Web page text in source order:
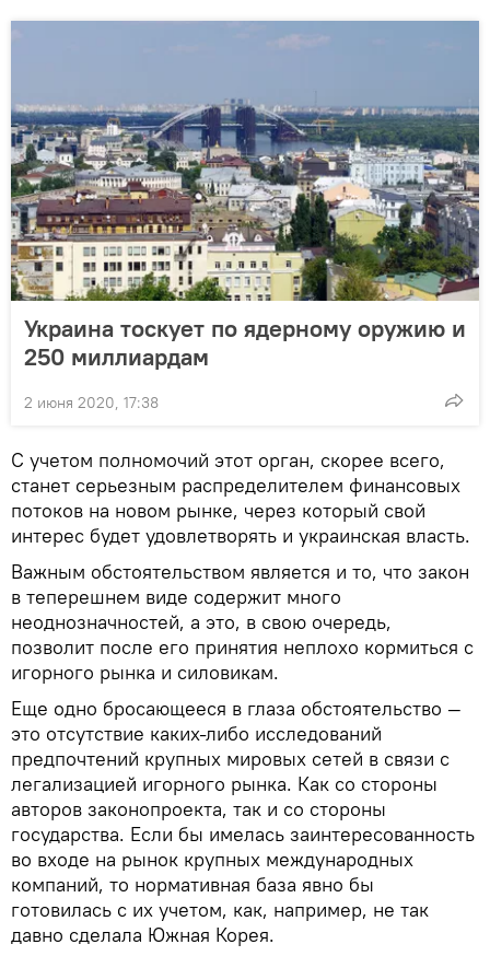
Украина тоскует по ядерному оружию и
250 миллиардам
2 июня 2020, 17:38
С учетом полномочий этот орган, скорее всего,
станет серьезным распределителем финансовых
потоков на новом рынке, через который свой
интерес будет удовлетворять и украинская власть.
Важным обстоятельством является и то, что закон
в теперешнем виде содержит много
неоднозначностей, а это, в свою очередь,
позволит после его принятия неплохо кормиться с
игорного рынка и силовикам.
Еще одно бросающееся в глаза обстоятельство —
это отсутствие каких-либо исследований
предпочтений крупных мировых сетей в связи с
легализацией игорного рынка. Как со стороны
авторов законопроекта, так и со стороны
государства. Если бы имелась заинтересованность
во входе на рынок крупных международных
компаний, то нормативная база явно бы
готовилась с их учетом, как, например, не так
давно сделала Южная Корея.